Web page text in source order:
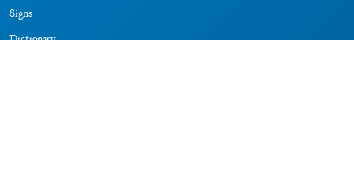
Signs
Dictionary